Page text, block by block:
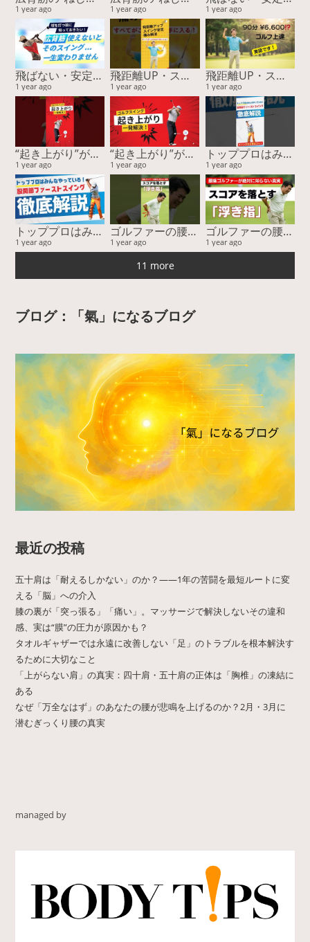
1 year ago 1 year ago 1 year ago
飛ばない・安定しない原因は“ココ”！スイングの回旋をつくる筋肉と簡単チェック
1 year ago
飛距離UP・スコア安定・痛み解消…すべてがこの方法で手に入る！
1 year ago
飛距離UP・スコア安定・痛み解消…すべてがこの方法で手に入る！
1 year ago
“起き上がり”が直らない本当の理由！ “回転”じゃなく“回旋”で飛距離と安定性が激変する
1 year ago
“起き上がり”が直らない本当の理由！ “回転”じゃなく“回旋”で飛距離と安定性が激変する
1 year ago
トッププロはみんなやっている！ 股関節ファーストスイングー『運動連鎖』に基づく股関節主導が最強を徹底解説
1 year ago
トッププロはみんなやっている！ 股関節ファーストスイングー『運動連鎖』に基づく股関節主導が最強を徹底解説
1 year ago
ゴルファーの腰痛、その隠れた原因とは？ゴルフがうまくならない本当の理由。
1 year ago
ゴルファーの腰痛、その隠れた原因とは？ゴルフがうまくならない本当の理由。
1 year ago
11 more
ブログ：「氣」になるブログ
最近の投稿
五十肩は「耐えるしかない」のか？——1年の苦闘を最短ルートに変
える「脳」への介入
膝の裏が「突っ張る」「痛い」。マッサージで解決しないその違和
感、実は“膜”の圧力が原因かも？
タオルギャザーでは永遠に改善しない「足」のトラブルを根本解決す
るために大切なこと
「上がらない肩」の真実：四十肩・五十肩の正体は「胸椎」の凍結に
ある
なぜ「万全なはず」のあなたの腰が悲鳴を上げるのか？2月・3月に
潜むぎっくり腰の真実
managed by